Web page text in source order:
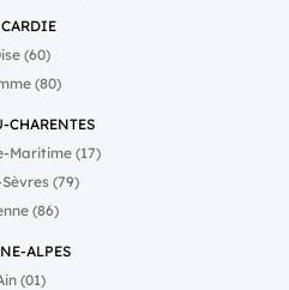
(60)
(80)
CHARENTES
Maritime (17)
(79)
(86)
ALPES
(01)